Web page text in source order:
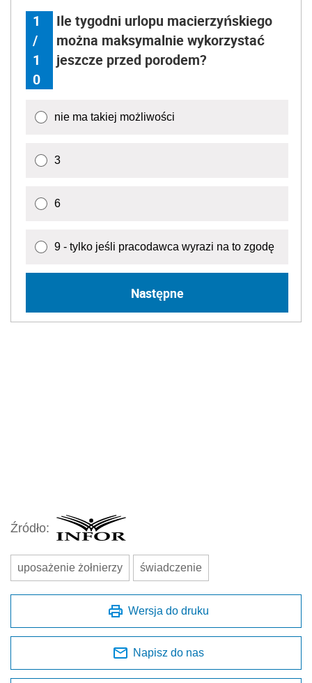
1
/
1
0
Ile tygodni urlopu macierzyńskiego
można maksymalnie wykorzystać
jeszcze przed porodem?
nie ma takiej możliwości
3
6
9 - tylko jeśli pracodawca wyrazi na to zgodę
Następne
Źródło:
uposażenie żołnierzy świadczenie
Wersja do druku
Napisz do nas